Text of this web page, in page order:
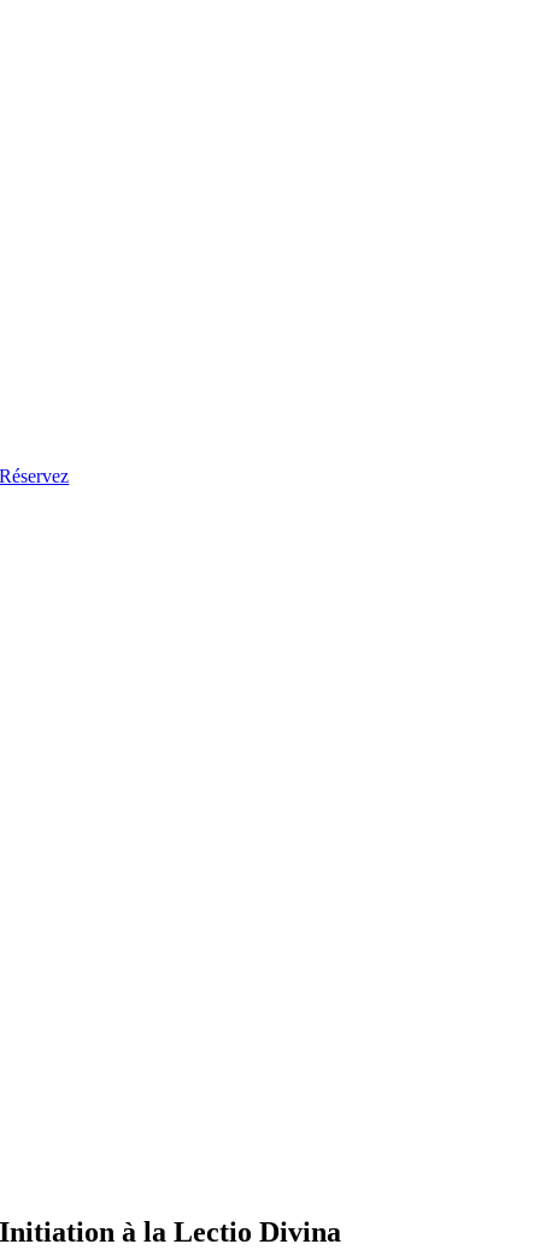
Réservez
Initiation à la Lectio Divina